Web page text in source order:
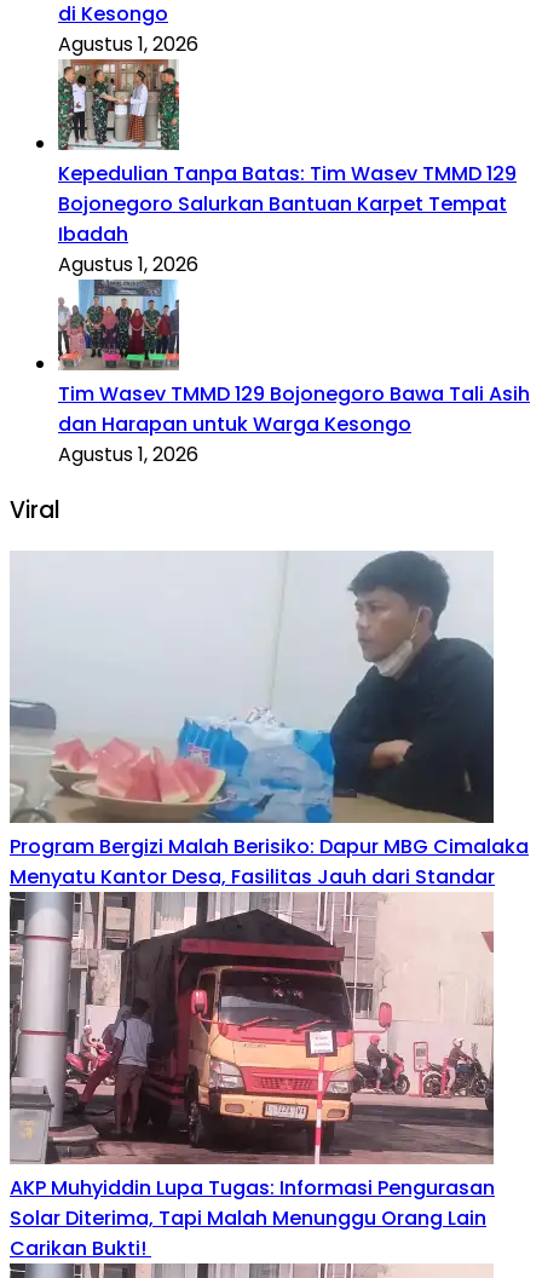
di Kesongo
Agustus 1, 2026
Kepedulian Tanpa Batas: Tim Wasev TMMD 129
Bojonegoro Salurkan Bantuan Karpet Tempat
Ibadah
Agustus 1, 2026
Tim Wasev TMMD 129 Bojonegoro Bawa Tali Asih
dan Harapan untuk Warga Kesongo
Agustus 1, 2026
Viral
Program Bergizi Malah Berisiko: Dapur MBG Cimalaka
Menyatu Kantor Desa, Fasilitas Jauh dari Standar
AKP Muhyiddin Lupa Tugas: Informasi Pengurasan
Solar Diterima, Tapi Malah Menunggu Orang Lain
Carikan Bukti!